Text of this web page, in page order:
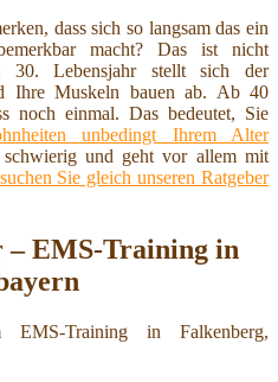
dass sich so langsam das ein
macht? Das ist nicht
30. Lebensjahr stellt sich der
Ihre Muskeln bauen ab. Ab 40
noch einmal. Das bedeutet, Sie
unbedingt Ihrem Alter
und geht vor allem mit
Sie gleich unseren Ratgeber
– EMS-Training in